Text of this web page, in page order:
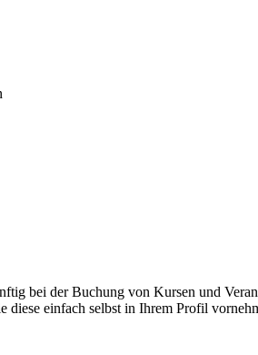
bei der Buchung von Kursen und
diese einfach selbst in Ihrem Profil